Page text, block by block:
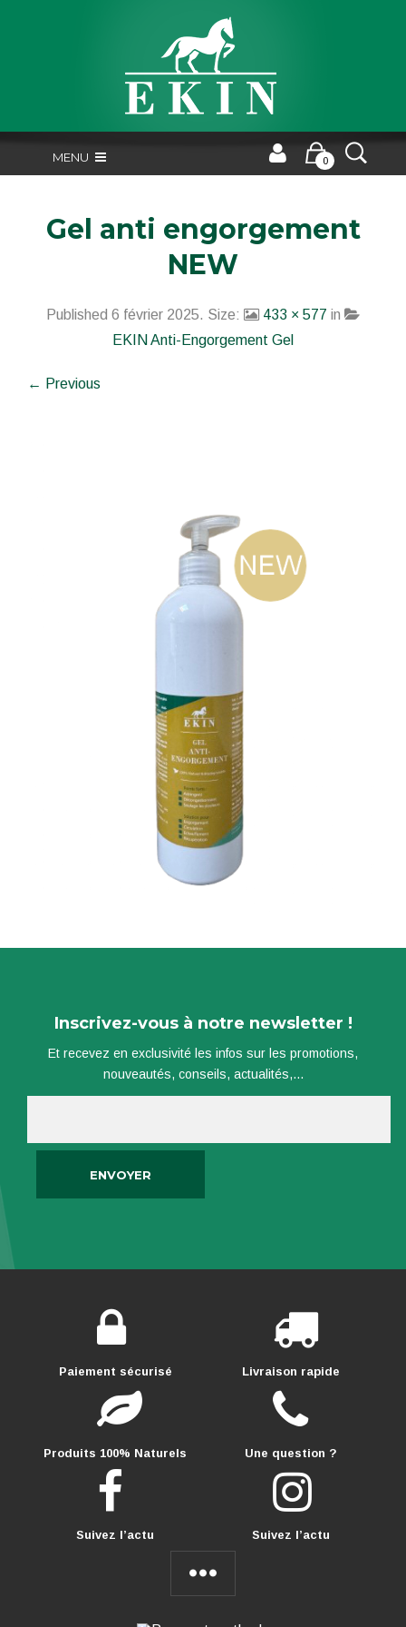
MENU 0
Gel anti engorgement
NEW
Published 6 février 2025. Size: 433 × 577 in
EKIN Anti-Engorgement Gel
← Previous
Inscrivez-vous à notre newsletter !
Et recevez en exclusivité les infos sur les promotions,
nouveautés, conseils, actualités,...
Paiement sécurisé Livraison rapide
Produits 100% Naturels Une question ?
Suivez l’actu Suivez l’actu